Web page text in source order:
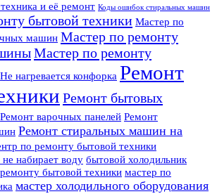
и её ремонт Коды ошибок стиральных машин
бытовой техники Мастер по
машин Мастер по ремонту
Мастер по ремонту
Не нагревается конфорка Ремонт
Ремонт бытовых
Ремонт варочных панелей Ремонт
Ремонт стиральных машин на
по ремонту бытовой техники
набирает воду бытовой холодильник
бытовой техники мастер по
мастер холодильного оборудования